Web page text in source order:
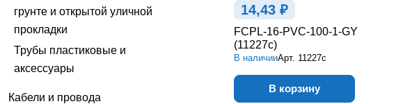
14,43 ₽
FCPL-16-PVC-100-1-GY
(11227c)
В наличииАрт. 11227c
В корзину
грунте и открытой уличной
прокладки
Трубы пластиковые и
аксессуары
Кабели и провода